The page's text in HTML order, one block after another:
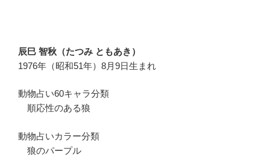
辰巳 智秋（たつみ ともあき）
1976年（昭和51年）8月9日生まれ
動物占い60キャラ分類
順応性のある狼
動物占いカラー分類
狼のパープル